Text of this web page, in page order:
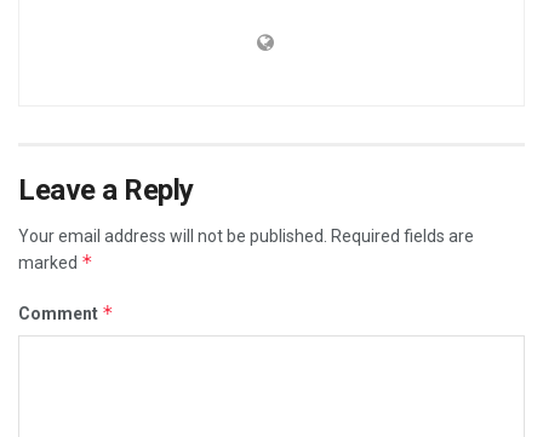
Leave a Reply
Your email address will not be published.
Required fields are
marked *
Comment *